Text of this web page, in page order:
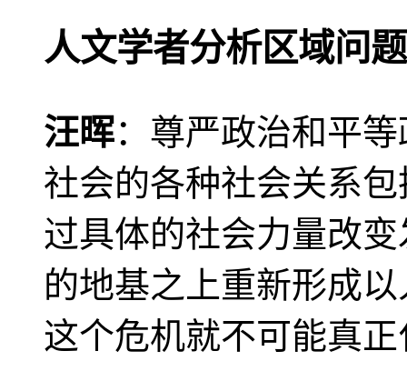
人文学者分析区域问题
汪晖：尊严政治和平
社会的各种社会关系
过具体的社会力量改
的地基之上重新形成
这个危机就不可能真